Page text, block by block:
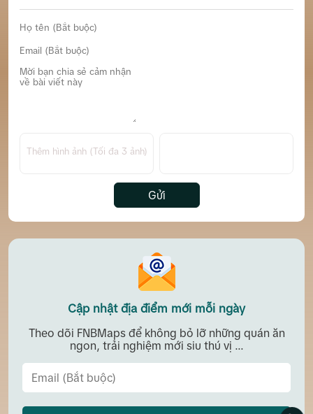
Thêm hình ảnh (Tối đa 3 ảnh)
Gửi
Cập nhật địa điểm mới mỗi ngày
Theo dõi FNBMaps để không bỏ lỡ những quán ăn
ngon, trải nghiệm mới siu thú vị ...